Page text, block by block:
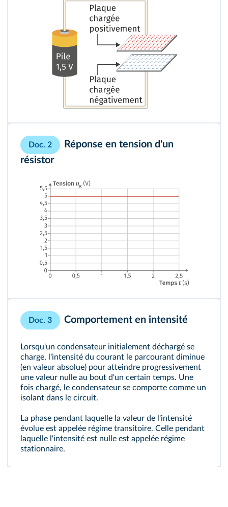
Doc. 2
Réponse en tension d'un
résistor
Doc. 3 Comportement en intensité
Lorsqu'un condensateur initialement déchargé se
charge, l'intensité du courant le parcourant diminue
(en valeur absolue) pour atteindre progressivement
une valeur nulle au bout d'un certain temps. Une
fois chargé, le condensateur se comporte comme un
isolant dans le circuit.
La phase pendant laquelle la valeur de l'intensité
évolue est appelée régime transitoire. Celle pendant
laquelle l'intensité est nulle est appelée régime
stationnaire.